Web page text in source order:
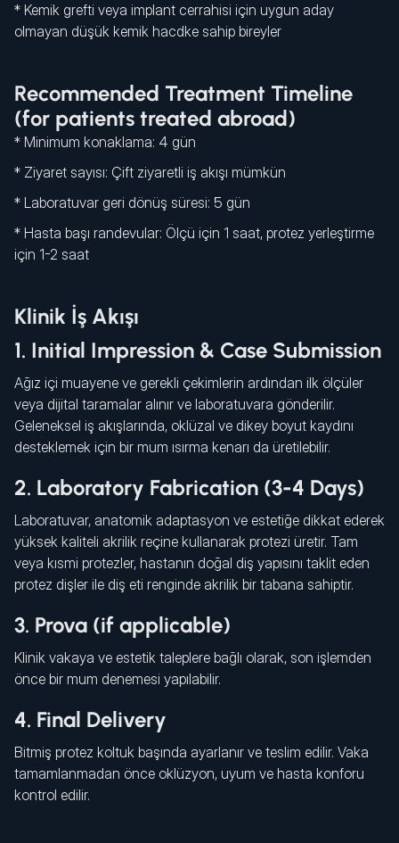
* Kemik grefti veya implant cerrahisi için uygun aday
olmayan düşük kemik hacdke sahip bireyler
Recommended Treatment Timeline
(for patients treated abroad)
* Minimum konaklama: 4 gün
* Ziyaret sayısı: Çift ziyaretli iş akışı mümkün
* Laboratuvar geri dönüş süresi: 5 gün
* Hasta başı randevular: Ölçü için 1 saat, protez yerleştirme
için 1-2 saat
Klinik İş Akışı
1. Initial Impression & Case Submission
Ağız içi muayene ve gerekli çekimlerin ardından ilk ölçüler
veya dijital taramalar alınır ve laboratuvara gönderilir.
Geleneksel iş akışlarında, oklüzal ve dikey boyut kaydını
desteklemek için bir mum ısırma kenarı da üretilebilir.
2. Laboratory Fabrication (3-4 Days)
Laboratuvar, anatomik adaptasyon ve estetiğe dikkat ederek
yüksek kaliteli akrilik reçine kullanarak protezi üretir. Tam
veya kısmi protezler, hastanın doğal diş yapısını taklit eden
protez dişler ile diş eti renginde akrilik bir tabana sahiptir.
3. Prova (if applicable)
Klinik vakaya ve estetik taleplere bağlı olarak, son işlemden
önce bir mum denemesi yapılabilir.
4. Final Delivery
Bitmiş protez koltuk başında ayarlanır ve teslim edilir. Vaka
tamamlanmadan önce oklüzyon, uyum ve hasta konforu
kontrol edilir.